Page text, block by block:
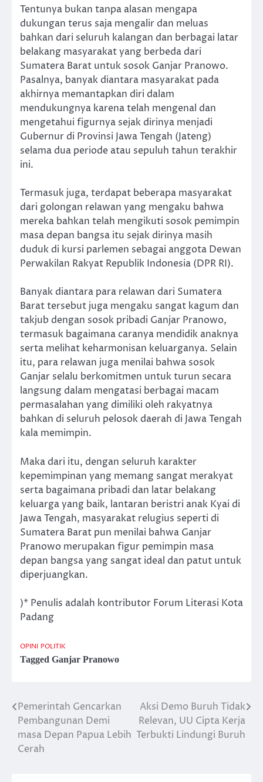
Tentunya bukan tanpa alasan mengapa
dukungan terus saja mengalir dan meluas
bahkan dari seluruh kalangan dan berbagai latar
belakang masyarakat yang berbeda dari
Sumatera Barat untuk sosok Ganjar Pranowo.
Pasalnya, banyak diantara masyarakat pada
akhirnya memantapkan diri dalam
mendukungnya karena telah mengenal dan
mengetahui figurnya sejak dirinya menjadi
Gubernur di Provinsi Jawa Tengah (Jateng)
selama dua periode atau sepuluh tahun terakhir
ini.
Termasuk juga, terdapat beberapa masyarakat
dari golongan relawan yang mengaku bahwa
mereka bahkan telah mengikuti sosok pemimpin
masa depan bangsa itu sejak dirinya masih
duduk di kursi parlemen sebagai anggota Dewan
Perwakilan Rakyat Republik Indonesia (DPR RI).
Banyak diantara para relawan dari Sumatera
Barat tersebut juga mengaku sangat kagum dan
takjub dengan sosok pribadi Ganjar Pranowo,
termasuk bagaimana caranya mendidik anaknya
serta melihat keharmonisan keluarganya. Selain
itu, para relawan juga menilai bahwa sosok
Ganjar selalu berkomitmen untuk turun secara
langsung dalam mengatasi berbagai macam
permasalahan yang dimiliki oleh rakyatnya
bahkan di seluruh pelosok daerah di Jawa Tengah
kala memimpin.
Maka dari itu, dengan seluruh karakter
kepemimpinan yang memang sangat merakyat
serta bagaimana pribadi dan latar belakang
keluarga yang baik, lantaran beristri anak Kyai di
Jawa Tengah, masyarakat relugius seperti di
Sumatera Barat pun menilai bahwa Ganjar
Pranowo merupakan figur pemimpin masa
depan bangsa yang sangat ideal dan patut untuk
diperjuangkan.
)* Penulis adalah kontributor Forum Literasi Kota
Padang
OPINI POLITIK
Tagged Ganjar Pranowo
Post
navigation
Pemerintah Gencarkan
Pembangunan Demi
masa Depan Papua Lebih
Cerah
Aksi Demo Buruh Tidak
Relevan, UU Cipta Kerja
Terbukti Lindungi Buruh